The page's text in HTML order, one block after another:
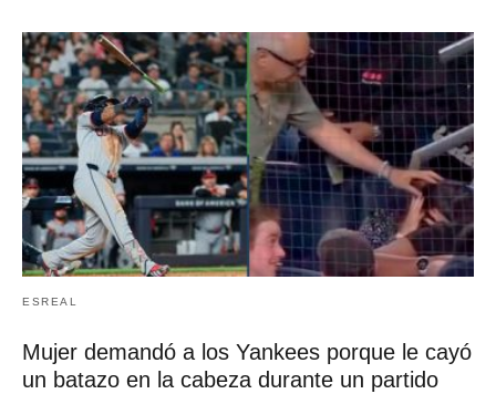
ESREAL
Mujer demandó a los Yankees porque le cayó
un batazo en la cabeza durante un partido